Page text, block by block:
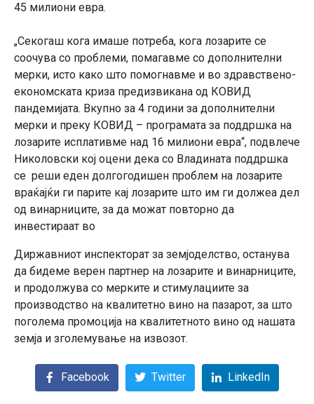
45 милиони евра.
„Секогаш кога имаше потреба, кога лозарите се
соочува со проблеми, помагавме со дополнителни
мерки, исто како што помогнавме и во здравствено-
економската криза предизвикана од КОВИД
пандемијата. Вкупно за 4 години за дополнителни
мерки и преку КОВИД – програмата за поддршка на
лозарите исплативме над 16 милиони евра“, подвлече
Николовски кој оцени дека со Владината поддршка
се реши еден долгогодишен проблем на лозарите
враќајќи ги парите кај лозарите што им ги должеа дел
од винарниците, за да можат повторно да
инвестираат во
Диржавниот инспекторат за земјоделство, останува
да бидеме верен партнер на лозарите и винарниците,
и продолжува со мерките и стимулациите за
производство на квалитетно вино на пазарот, за што
поголема промоција на квалитетното вино од нашата
земја и зголемување на извозот.
Facebook Twitter LinkedIn